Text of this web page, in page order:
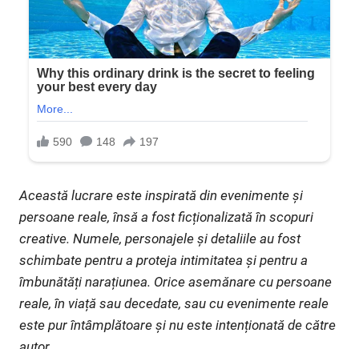
Această lucrare este inspirată din evenimente și
persoane reale, însă a fost ficționalizată în scopuri
creative. Numele, personajele și detaliile au fost
schimbate pentru a proteja intimitatea și pentru a
îmbunătăți narațiunea. Orice asemănare cu persoane
reale, în viață sau decedate, sau cu evenimente reale
este pur întâmplătoare și nu este intenționată de către